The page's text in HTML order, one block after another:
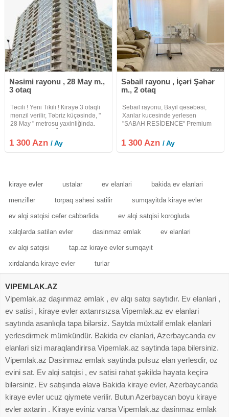
Nəsimi rayonu , 28 May m.,
3 otaq
Təcili ! Yeni Tikili ! Кirayə 3 otaqli
mənzil verilir, Təbriz küçəsində, "
28 May " metrosu yaxinliğinda.
135 kv.m. Qaz + Kombi. Əla təmirli.
Parket döşəmə. Sanitar qovşaği (
1 300 Azn/ Ay
Səbail rayonu , İçəri Şəhər
m., 2 otaq
Sebail rayonu, Bayıl qəsəbəsi,
Xanlar kucesinde yerlesen
"SABAH RESİDENCE" Premium
otaqli ela temirli menzil kirayeye
verilir. 18/8, 83kv.m., san.qovsaqi,
1 300 Azn/ Ay
kiraye evler ustalar ev elanlari bakida ev elanlari
menziller torpaq sahesi satilir sumqayitda kiraye evler
ev alqi satqisi cefer cabbarlida ev alqi satqisi korogluda
xalqlarda satilan evler dasinmaz emlak ev elanlari
ev alqi satqisi tap.az kiraye evler sumqayit
xirdalanda kiraye evler turlar
VIPEMLAK.AZ
Vipemlak.az daşınmaz əmlak , ev alqı satqı saytıdır. Ev elanlari ,
ev satisi , kiraye evler axtarırsızsa Vipemlak.az ev elanlari
saytında asanlıqla tapa bilərsiz. Saytda müxtəlif emlak elanlari
yerlesdirmek mümkündür. Bakida ev elanlari, Azerbaycanda ev
elanlari sizi maraqlandirirsa Vipemlak.az saytinda tapa bilersiniz.
Vipemlak.az Dasinmaz emlak saytinda pulsuz elan yerlesdir, oz
evini sat. Ev alqi satqisi , ev satisi rahat şəkildə həyata keçirə
bilərsiniz. Ev satışında əlavə Bakida kiraye evler, Azerbaycanda
kiraye evler ucuz qiymete verilir. Butun Azerbaycan boyu kiraye
evler axtarin . Kiraye eviniz varsa Vipemlak.az dasinmaz emlak